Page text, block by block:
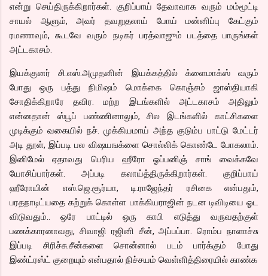
என்று செய்திருக்கிறார்கள். குறிப்பாய் தேவாவாக வரும் மம்மூட்டி
சாயல் ஆளும், அவர் தவறுதலாய் போய் மன்னிப்பு கேட்கும்
ரமணாவும், கூடவே வரும் நடிகர் பரத்வாஜும் படத்தை பாருங்கள்
அட்டகாசம்.
இயக்குனர் சி.எஸ்.அமுதனின் இயக்கத்தில் க்ளைமாக்ஸ் வரும்
போது ஒரு பத்து நிமிஷம் மொக்கை கொஞ்சம் ஜாஸ்தியாகி
சோதிக்கிறாரே தவிர. மற்ற இடங்களில் அட்டகாசம் அதிலும்
என்னதான் ஸ்பூப் பண்ணினாலும், சில இடங்களில் காட்சிகளை
முடிக்கும் வகையில் நச். முக்கியமாய் அந்த குடும்ப பாட்டு மேட்டர்
அடி தூள், இப்படி பல விஷயஙக்ளை சொல்லிக் கொண்டே போகலாம்.
இனிமேல் ஏதாவது பெரிய ஹீரோ ஓப்பனிஞ் சாங் வைக்கவே
யோசிப்பார்கள். அப்படி கலாய்த்திருக்கிறார்கள். குறிப்பாய்
ஹீரோயின் எஸ்.ஜெ.சூர்யா, டி.ராஜேந்தர் ரசிகை என்பதும்,
பரதநாடிட்யதை கற்றுக் கொள்ள பாக்கியராஜின் நடன டிவிடியை ஓட
விடுவதும்.. ஒரே பாட்டில் ஒரு காபி எடுத்து வருவதற்குள்
பணக்காரனாவது, சிவாஜி ரஜினி சீன், அப்பப்பா. ரொம்ப நாளாச்சு
இப்படி சிரிச்சு.சீன்களை சொன்னால் படம் பார்க்கும் போது
இண்ட்ரஸ்ட் குறையும் என்பதால் நிச்சயம் வெள்ளித்திரையில் காண்க